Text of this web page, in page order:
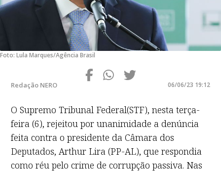
Foto: Lula Marques/Agência Brasil
Redação NERO 06/06/23 19:12
O Supremo Tribunal Federal(STF), nesta terça-
feira (6), rejeitou por unanimidade a denúncia
feita contra o presidente da Câmara dos
Deputados, Arthur Lira (PP-AL), que respondia
como réu pelo crime de corrupção passiva. Nas